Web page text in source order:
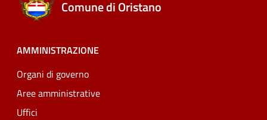
Comune di Oristano
AMMINISTRAZIONE
Organi di governo
Aree amministrative
Uffici